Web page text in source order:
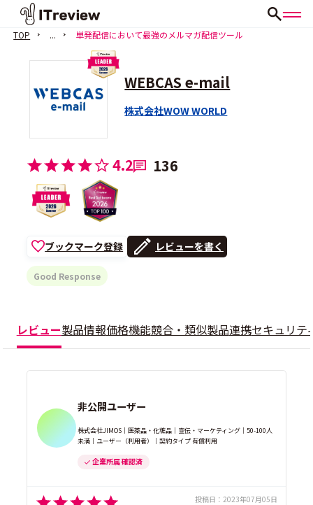
TOP ... 単発配信において最強のメルマガ配信ツール
WEBCAS e-mail
株式会社WOW WORLD
4.2 136
ブックマーク登録 レビューを書く
Good Response
レビュー製品情報価格機能競合・類似製品連携セキュリテ
非公開ユーザー
株式会社JIMOS｜医薬品・化粧品｜宣伝・マーケティング｜50-100人
未満｜ユーザー（利用者）｜契約タイプ 有償利用
企業所属 確認済
投稿日： 2023年07月05日